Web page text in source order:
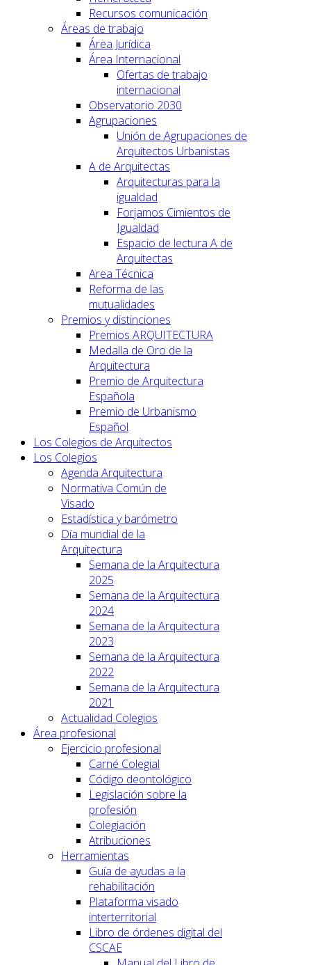
Recursos comunicación
Áreas de trabajo
Área Jurídica
Área Internacional
Ofertas de trabajo
internacional
Observatorio 2030
Agrupaciones
Unión de Agrupaciones de
Arquitectos Urbanistas
A de Arquitectas
Arquitecturas para la
igualdad
Forjamos Cimientos de
Igualdad
Espacio de lectura A de
Arquitectas
Area Técnica
Reforma de las
mutualidades
Premios y distinciones
Premios ARQUITECTURA
Medalla de Oro de la
Arquitectura
Premio de Arquitectura
Española
Premio de Urbanismo
Español
Los Colegios de Arquitectos
Los Colegios
Agenda Arquitectura
Normativa Común de
Visado
Estadística y barómetro
Día mundial de la
Arquitectura
Semana de la Arquitectura
2025
Semana de la Arquitectura
2024
Semana de la Arquitectura
2023
Semana de la Arquitectura
2022
Semana de la Arquitectura
2021
Actualidad Colegios
Área profesional
Ejercicio profesional
Carné Colegial
Código deontológico
Legislación sobre la
profesión
Colegiación
Atribuciones
Herramientas
Guía de ayudas a la
rehabilitación
Plataforma visado
interterritorial
Libro de órdenes digital del
CSCAE